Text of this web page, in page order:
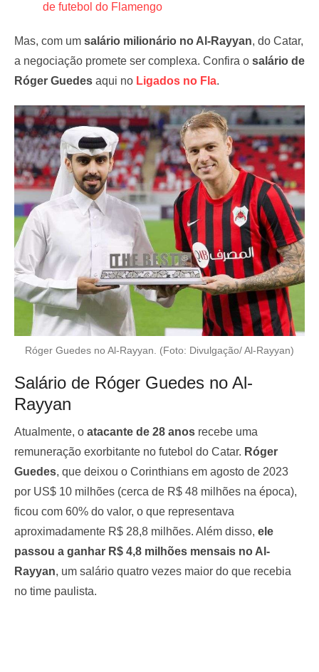
de futebol do Flamengo
Mas, com um salário milionário no Al-Rayyan, do Catar,
a negociação promete ser complexa. Confira o salário de
Róger Guedes aqui no Ligados no Fla.
Róger Guedes no Al-Rayyan. (Foto: Divulgação/ Al-Rayyan)
Salário de Róger Guedes no Al-
Rayyan
Atualmente, o atacante de 28 anos recebe uma
remuneração exorbitante no futebol do Catar. Róger
Guedes, que deixou o Corinthians em agosto de 2023
por US$ 10 milhões (cerca de R$ 48 milhões na época),
ficou com 60% do valor, o que representava
aproximadamente R$ 28,8 milhões. Além disso, ele
passou a ganhar R$ 4,8 milhões mensais no Al-
Rayyan, um salário quatro vezes maior do que recebia
no time paulista.